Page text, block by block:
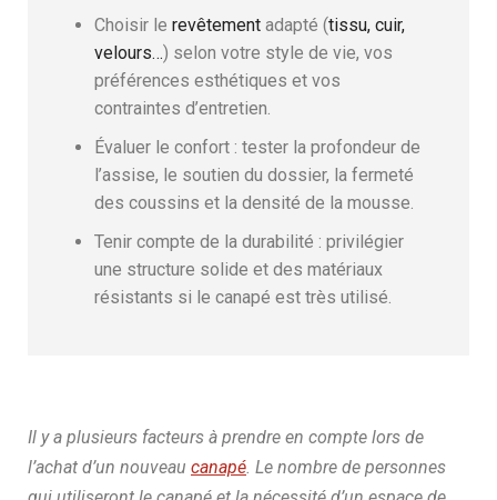
Choisir le revêtement adapté (tissu, cuir,
velours…) selon votre style de vie, vos
préférences esthétiques et vos
contraintes d’entretien.
Évaluer le confort : tester la profondeur de
l’assise, le soutien du dossier, la fermeté
des coussins et la densité de la mousse.
Tenir compte de la durabilité : privilégier
une structure solide et des matériaux
résistants si le canapé est très utilisé.
Il y a plusieurs facteurs à prendre en compte lors de
l’achat d’un nouveau canapé. Le nombre de personnes